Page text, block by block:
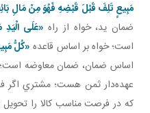
مَبِيعٍ تَلِفَ قَبْلَ قَبْضِهِ فَهُوَ مِنْ مَالِ
ضمان يد، خواه از راه «عَلَی
است؛ خواه بر اساس قاعده «كُلُّ
اساس ضمان، ضمان معاوضه
عهده‌دار ثمن هست؛ مشتري اگر
که در فرصت مناسب کالا را